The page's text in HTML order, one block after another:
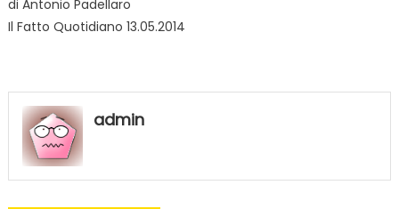
di Antonio Padellaro
Il Fatto Quotidiano 13.05.2014
admin